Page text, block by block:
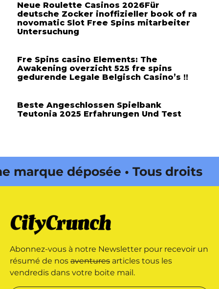
Neue Roulette Casinos 2026Für
deutsche Zocker inoffizieller book of ra
novomatic Slot Free Spins mitarbeiter
Untersuchung
Fre Spins casino Elements: The
Awakening overzicht 525 fre spins
gedurende Legale Belgisch Casino’s !!
Beste Angeschlossen Spielbank
Teutonia 2025 Erfahrungen Und Test
déposée • Tous droits
déposée • Tous droits
par Buena Onda Web •
Abonnez-vous à notre Newsletter pour recevoir un
résumé de nos aventures articles tous les
vendredis dans votre boite mail.